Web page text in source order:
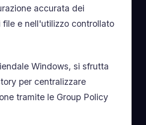
accurata dei
file e nell'utilizzo controllato
Windows, si sfrutta
per centralizzare
tramite le Group Policy